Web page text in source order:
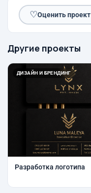
♡Оценить проект
Другие проекты
ДИЗАЙН И БРЕНДИНГ
Разработка логотипа